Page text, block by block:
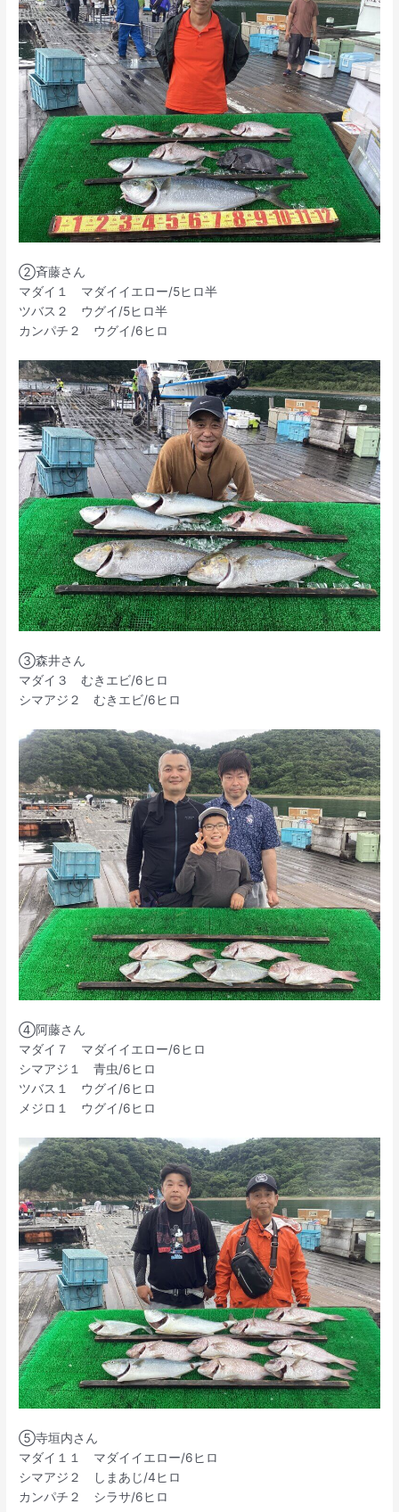
➁斉藤さん
マダイ１ マダイイエロー/5ヒロ半
ツバス２ ウグイ/5ヒロ半
カンパチ２ ウグイ/6ヒロ
③森井さん
マダイ３ むきエビ/6ヒロ
シマアジ２ むきエビ/6ヒロ
④阿藤さん
マダイ７ マダイイエロー/6ヒロ
シマアジ１ 青虫/6ヒロ
ツバス１ ウグイ/6ヒロ
メジロ１ ウグイ/6ヒロ
⑤寺垣内さん
マダイ１１ マダイイエロー/6ヒロ
シマアジ２ しまあじ/4ヒロ
カンパチ２ シラサ/6ヒロ